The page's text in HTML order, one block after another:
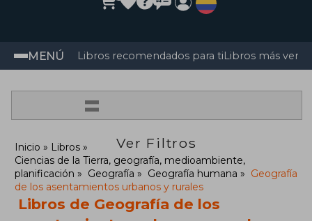
MENÚ Libros recomendados para tiLibros más
=
Ver Filtros
Inicio
Libros
Ciencias de la Tierra, geografía, medioambiente,
planificación
Geografía Geografía humana
Geografía
de los asentamientos urbanos y rurales
Libros de Geografía de los